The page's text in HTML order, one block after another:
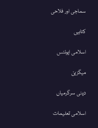
سماجی اور فلاحی
کتابیں
اسلامی ایونٹس
میگزین
دینی سرگرمیاں
اسلامی تعلیمات